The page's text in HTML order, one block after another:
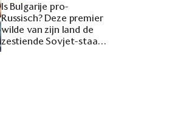
Is Bulgarije pro-
Russisch? Deze premier
wilde van zijn land de
zestiende Sovjet-staat
maken